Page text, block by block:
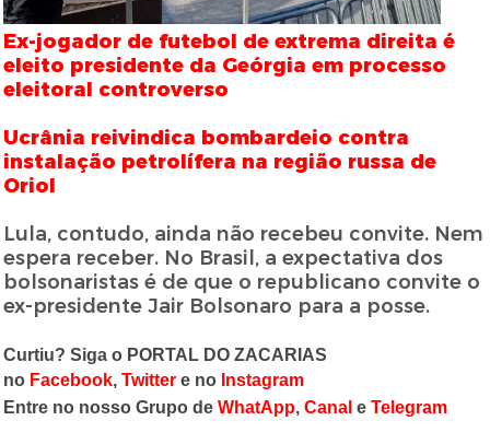
Ex-jogador de futebol de extrema direita é
eleito presidente da Geórgia em processo
eleitoral controverso
Ucrânia reivindica bombardeio contra
instalação petrolífera na região russa de
Oriol
Lula, contudo, ainda não recebeu convite. Nem
espera receber. No Brasil, a expectativa dos
bolsonaristas é de que o republicano convite o
ex-presidente Jair Bolsonaro para a posse.
Curtiu? Siga o PORTAL DO ZACARIAS
no Facebook,Twitter e no Instagram
Entre no nosso Grupo deWhatApp,Canal eTelegram